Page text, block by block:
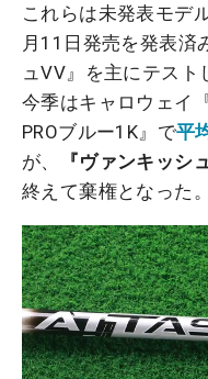
これらは未発表モデ
月11日発売を発表済
ュVV』を主にテスト
今季はキャロウェ
PROブルー1K』で平
が、
『ヴァンキッシ
終えて棄権となった。